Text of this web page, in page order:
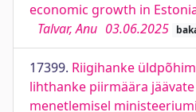
economic growth in
Talvar, Anu 03.06.2025
17399. Riigihanke
lihthanke piirmäära
menetlemisel